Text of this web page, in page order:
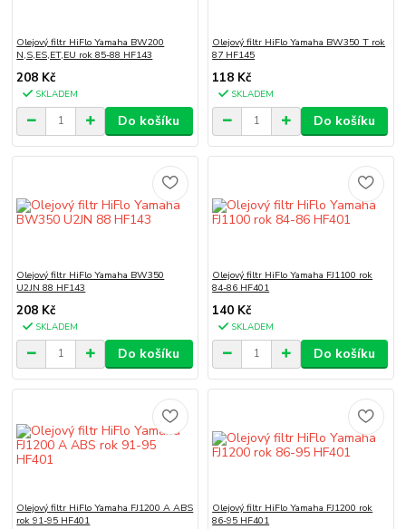
Olejový filtr HiFlo Yamaha BW200
N,S,ES,ET,EU rok 85-88 HF143
208 Kč
SKLADEM
Do košíku
Olejový filtr HiFlo Yamaha BW350 T rok
87 HF145
118 Kč
SKLADEM
Do košíku
Olejový filtr HiFlo Yamaha BW350
U2JN 88 HF143
208 Kč
SKLADEM
Do košíku
Olejový filtr HiFlo Yamaha FJ1100 rok
84-86 HF401
140 Kč
SKLADEM
Do košíku
Olejový filtr HiFlo Yamaha FJ1200 A ABS
rok 91-95 HF401
Olejový filtr HiFlo Yamaha FJ1200 rok
86-95 HF401